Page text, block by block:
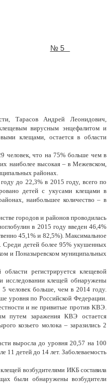
№ 5
Тарасов Андрей Леонидович,
вирусным энцефалитом и
клещами, остается в области
человек, что на 75% больше чем в
наиболее высокая – в Межевском,
районах.
до 22,3% в 2015 году, всего по
детей с укусами клещами в
наибольшее количество – в
городов и районов проводилась
в 2015 году введен 46,4%
45,1% и 82,5%). Максимальное
Среди детей более 95% укушенных
и Поназыревском муниципальных
регистрируется клещевой
клещей обнаружены
человек больше, чем в 2014 году.
уровня по Российской Федерации.
и не привитые против КВЭ.
путем заражения КВЭ остается
козьего молока – заразились 2
выросла до уровня 20,57 на 100
11 детей до 14 лет. Заболеваемость
возбудителями ИКБсоставила
были обнаружены возбудители